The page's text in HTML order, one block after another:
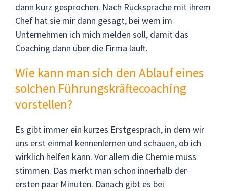
dann kurz gesprochen. Nach Rücksprache mit ihrem
Chef hat sie mir dann gesagt, bei wem im
Unternehmen ich mich melden soll, damit das
Coaching dann über die Firma läuft.
Wie kann man sich den Ablauf eines
solchen Führungskräftecoaching
vorstellen?
Es gibt immer ein kurzes Erstgespräch, in dem wir
uns erst einmal kennenlernen und schauen, ob ich
wirklich helfen kann. Vor allem die Chemie muss
stimmen. Das merkt man schon innerhalb der
ersten paar Minuten. Danach gibt es bei